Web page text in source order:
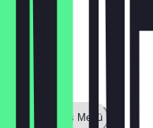
Zeige ganzes Menü